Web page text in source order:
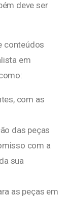
deve ser
conteúdos
em
com as
das peças
com a
sua
as peças em